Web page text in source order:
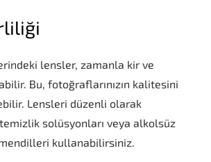
lensler, zamanla kir ve
Bu, fotoğraflarınızın kalitesini
Lensleri düzenli olarak
solüsyonları veya alkolsüz
kullanabilirsiniz.